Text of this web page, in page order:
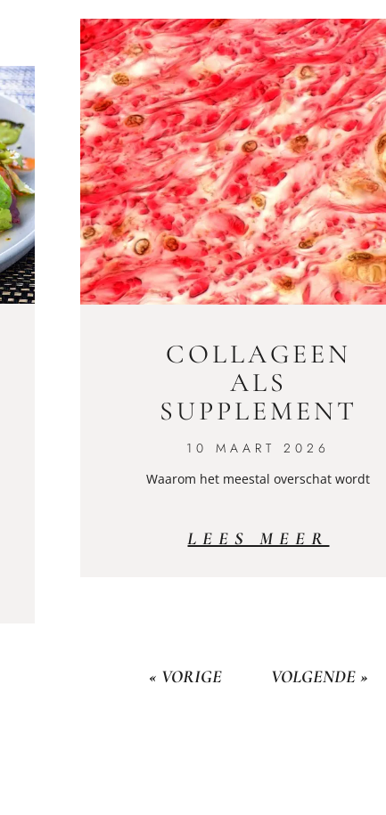
COLLAGEEN
ALS
SUPPLEMENT
10 MAART 2026
Waarom het meestal overschat wordt
LEES MEER
« VORIGE VOLGENDE »